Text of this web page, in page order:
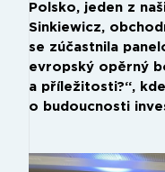
Polsko, jeden z
Sinkiewicz,
se zúčastnila
evropský opěrný
a příležitosti?“,
o budoucnosti